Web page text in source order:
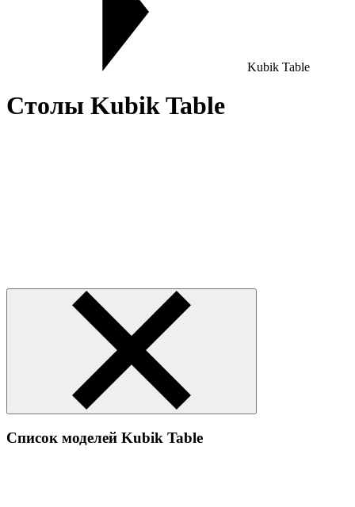
Kubik Table
Столы Kubik Table
Список моделей Kubik Table